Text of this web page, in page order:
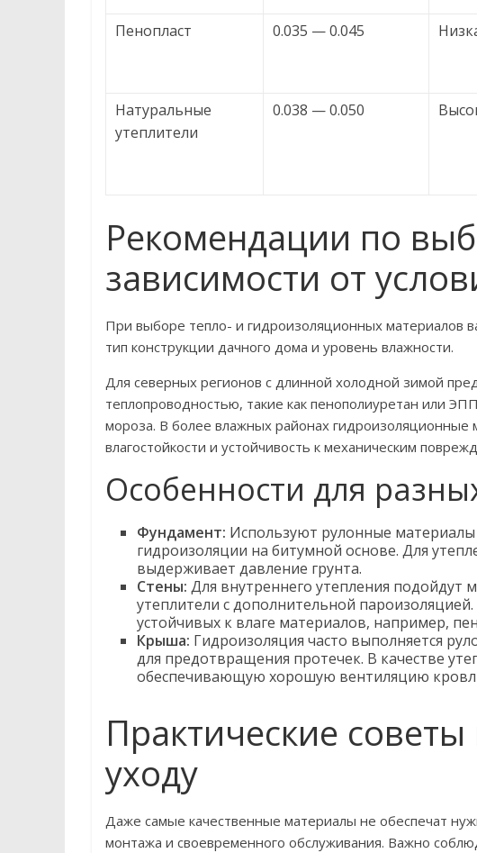
Пенопласт 0.035 — 0.045
Натуральные
утеплители
0.038 — 0.050
Рекомендации по
зависимости от
При выборе тепло- и гидроизоляционных материалов
тип конструкции дачного дома и уровень влажности.
Для северных регионов с длинной холодной зимой
теплопроводностью, такие как пенополиуретан или
мороза. В более влажных районах гидроизоляционные
влагостойкости и устойчивость к механическим
Особенности для
Фундамент: Используют рулонные
гидроизоляции на битумной основе. Для
выдерживает давление грунта.
Стены: Для внутреннего утепления подойдут
утеплители с дополнительной
устойчивых к влаге материалов, например,
Крыша: Гидроизоляция часто выполняется
для предотвращения протечек. В качестве
обеспечивающую хорошую вентиляцию
Практические
уходу
Даже самые качественные материалы не обеспечат
монтажа и своевременного обслуживания. Важно